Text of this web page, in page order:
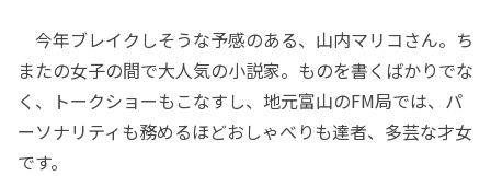
今年ブレイクしそうな予感のある、山内マリコさん。ち
またの女子の間で大人気の小説家。ものを書くばかりでな
く、トークショーもこなすし、地元富山のFM局では、パ
ーソナリティも務めるほどおしゃべりも達者、多芸な才女
です。